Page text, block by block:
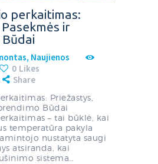
perkaitimas:
ir
, Naujienos
0 Likes
Share
Priežastys,
Būdai
– tai būklė, kai
temperatūra pakyla
nustatyta saugi
atsiranda, kai
sistema…